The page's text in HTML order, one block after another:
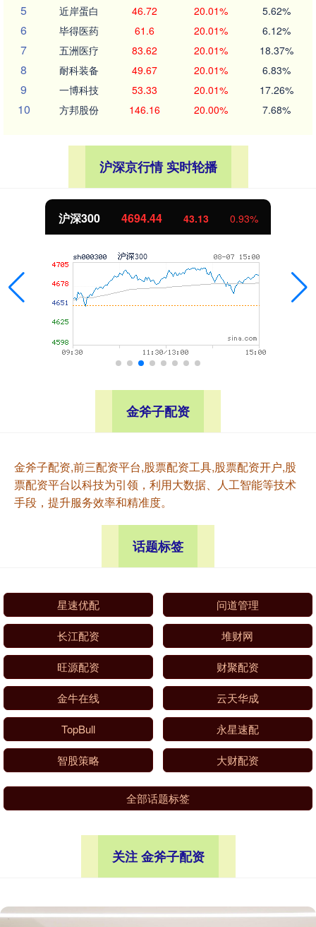
5 近岸蛋白 46.72 20.01% 5.62%
6 毕得医药 61.6 20.01% 6.12%
7 五洲医疗 83.62 20.01% 18.37%
8 耐科装备 49.67 20.01% 6.83%
9 一博科技 53.33 20.01% 17.26%
10 方邦股份 146.16 20.00% 7.68%
沪深京行情 实时轮播
沪深300 4694.44 43.13 0.93%
金斧子配资
金斧子配资,前三配资平台,股票配资工具,股票配资开户,股
票配资平台以科技为引领，利用大数据、人工智能等技术
手段，提升服务效率和精准度。
话题标签
星速优配 问道管理
长江配资 堆财网
旺源配资 财聚配资
金牛在线 云天华成
TopBull 永星速配
智股策略 大财配资
全部话题标签
关注 金斧子配资